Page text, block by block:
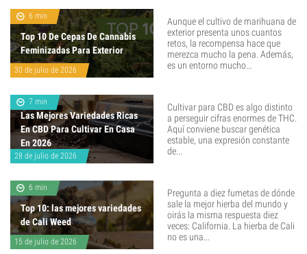
6 min
Top 10 De Cepas De Cannabis
Feminizadas Para Exterior
30 de julio de 2026
Aunque el cultivo de marihuana de
exterior presenta unos cuantos
retos, la recompensa hace que
merezca mucho la pena. Además,
es un entorno mucho...
7 min
Las Mejores Variedades Ricas
En CBD Para Cultivar En Casa
En 2026
28 de julio de 2026
Cultivar para CBD es algo distinto
a perseguir cifras enormes de THC.
Aquí conviene buscar genética
estable, una expresión constante
de...
6 min
Top 10: las mejores variedades
de Cali Weed
15 de julio de 2026
Pregunta a diez fumetas de dónde
sale la mejor hierba del mundo y
oirás la misma respuesta diez
veces: California. La hierba de Cali
no es una...